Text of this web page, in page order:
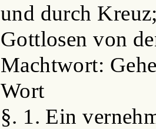
und durch
Gottlosen von
Machtwort:
Wort
§. 1. Ein